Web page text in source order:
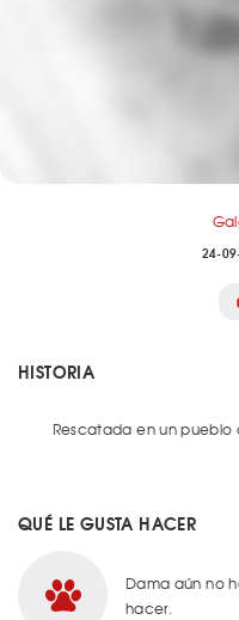
24-
HISTORIA
Rescatada en un pueblo
QUÉ LE GUSTA HACER
Dama aún no
hacer.